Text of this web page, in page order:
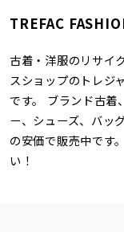
TREFAC
古着・洋服のリサイ
スショップのトレジ
です。 ブランド古着
ー、シューズ、バッ
の安価で販売中です
い！